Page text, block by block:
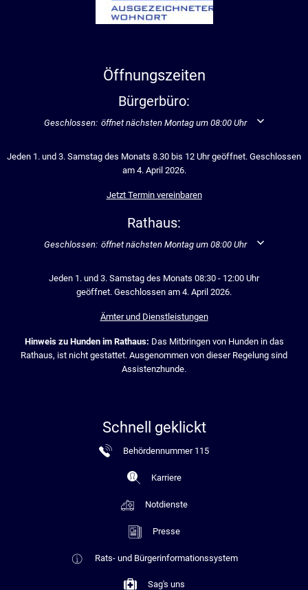
Öffnungszeiten
Bürgerbüro:
Klicken, um weitere Öffnungs- oder Schließzeiten auszublenden
Geschlossen: öffnet nächsten Montag um 08:00 Uhr
Jeden 1. und 3. Samstag des Monats 8.30 bis 12 Uhr geöffnet. Geschlossen
am 4. April 2026.
Jetzt Termin vereinbaren
Rathaus:
Klicken, um weitere Öffnungs- oder Schließzeiten auszublenden
Geschlossen: öffnet nächsten Montag um 08:00 Uhr
Jeden 1. und 3. Samstag des Monats 08:30 - 12:00 Uhr
geöffnet. Geschlossen am 4. April 2026.
Ämter und Dienstleistungen
Hinweis zu Hunden im Rathaus: Das Mitbringen von Hunden in das
Rathaus, ist nicht gestattet. Ausgenommen von dieser Regelung sind
Assistenzhunde.
Schnell geklickt
Behördennummer 115
Karriere
Notdienste
Presse
Rats- und Bürgerinformationssystem
Sag's uns